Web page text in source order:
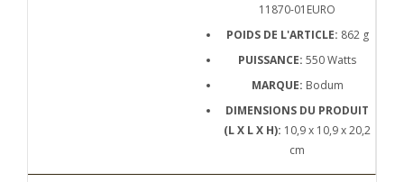
11870-01EURO
POIDS DE L'ARTICLE: 862 g
PUISSANCE: 550 Watts
MARQUE: Bodum
DIMENSIONS DU PRODUIT
(L X L X H): 10,9 x 10,9 x 20,2
cm